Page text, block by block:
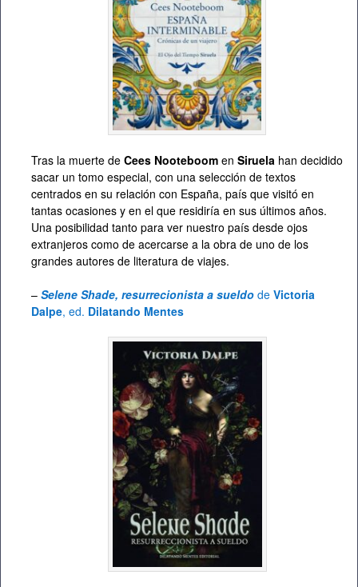
Tras la muerte de Cees Nooteboom en Siruela han decidido
sacar un tomo especial, con una selección de textos
centrados en su relación con España, país que visitó en
tantas ocasiones y en el que residiría en sus últimos años.
Una posibilidad tanto para ver nuestro país desde ojos
extranjeros como de acercarse a la obra de uno de los
grandes autores de literatura de viajes.
– Selene Shade, resurrecionista a sueldo de Victoria
Dalpe, ed. Dilatando Mentes